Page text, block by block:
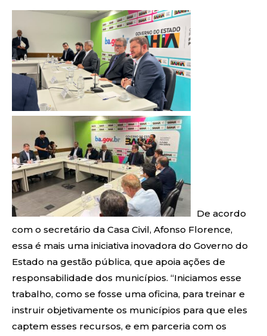
De acordo
com o secretário da Casa Civil, Afonso Florence,
essa é mais uma iniciativa inovadora do Governo do
Estado na gestão pública, que apoia ações de
responsabilidade dos municípios. “Iniciamos esse
trabalho, como se fosse uma oficina, para treinar e
instruir objetivamente os municípios para que eles
captem esses recursos, e em parceria com os